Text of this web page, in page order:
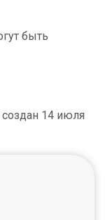
быть
14 июля